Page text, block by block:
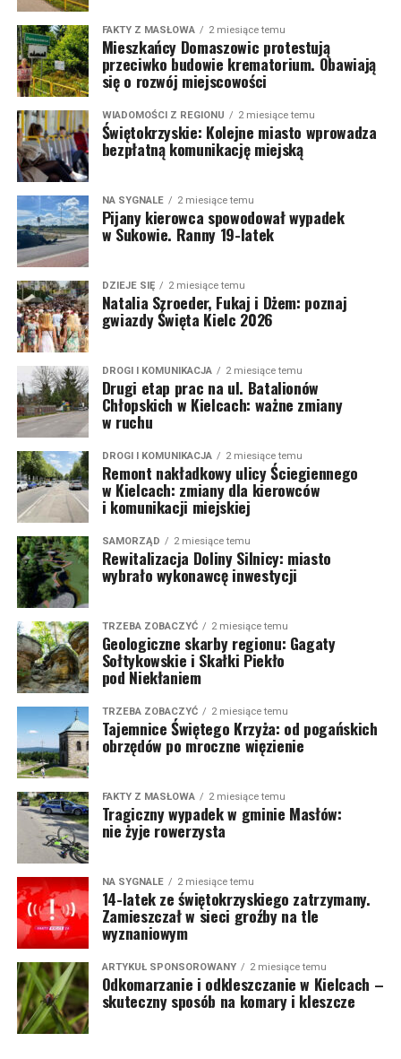
FAKTY Z MASŁOWA 2 miesiące temu
Mieszkańcy Domaszowic protestują
przeciwko budowie krematorium. Obawiają
się o rozwój miejscowości
WIADOMOŚCI Z REGIONU 2 miesiące temu
Świętokrzyskie: Kolejne miasto wprowadza
bezpłatną komunikację miejską
NA SYGNALE 2 miesiące temu
Pijany kierowca spowodował wypadek
w Sukowie. Ranny 19-latek
DZIEJE SIĘ 2 miesiące temu
Natalia Szroeder, Fukaj i Dżem: poznaj
gwiazdy Święta Kielc 2026
DROGI I KOMUNIKACJA 2 miesiące temu
Drugi etap prac na ul. Batalionów
Chłopskich w Kielcach: ważne zmiany
w ruchu
DROGI I KOMUNIKACJA 2 miesiące temu
Remont nakładkowy ulicy Ściegiennego
w Kielcach: zmiany dla kierowców
i komunikacji miejskiej
SAMORZĄD 2 miesiące temu
Rewitalizacja Doliny Silnicy: miasto
wybrało wykonawcę inwestycji
TRZEBA ZOBACZYĆ 2 miesiące temu
Geologiczne skarby regionu: Gagaty
Sołtykowskie i Skałki Piekło
pod Niekłaniem
TRZEBA ZOBACZYĆ 2 miesiące temu
Tajemnice Świętego Krzyża: od pogańskich
obrzędów po mroczne więzienie
FAKTY Z MASŁOWA 2 miesiące temu
Tragiczny wypadek w gminie Masłów:
nie żyje rowerzysta
NA SYGNALE 2 miesiące temu
14-latek ze świętokrzyskiego zatrzymany.
Zamieszczał w sieci groźby na tle
wyznaniowym
ARTYKUŁ SPONSOROWANY 2 miesiące temu
Odkomarzanie i odkleszczanie w Kielcach –
skuteczny sposób na komary i kleszcze